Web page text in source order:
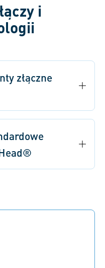
i
złączne